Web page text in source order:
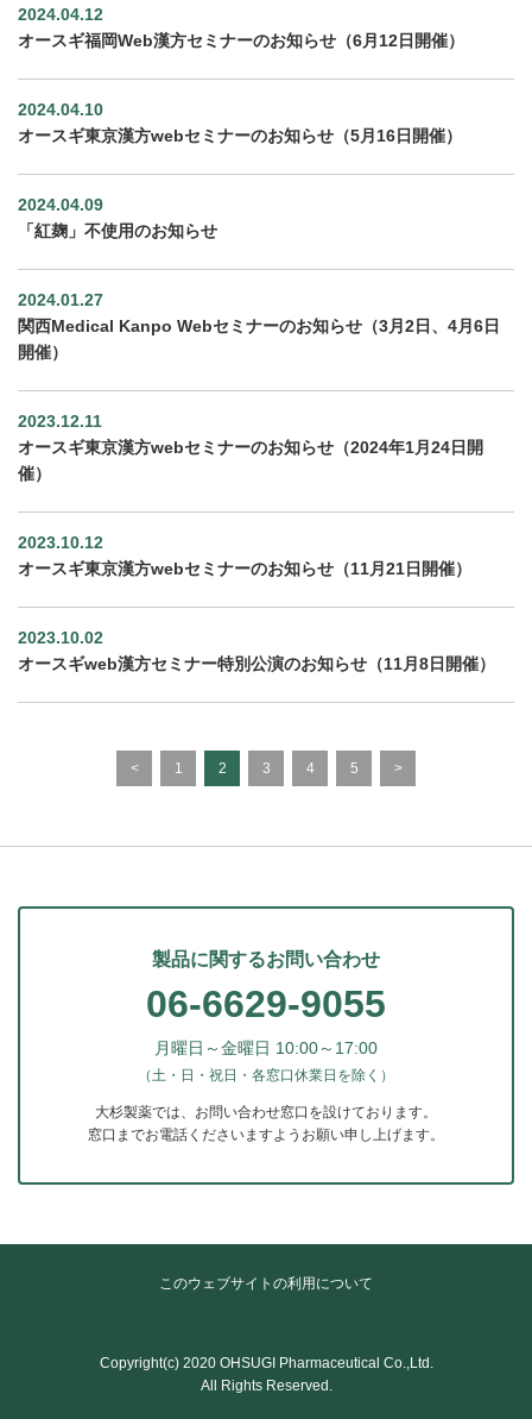
2024.04.12
オースギ福岡Web漢方セミナーのお知らせ（6月12日開催）
2024.04.10
オースギ東京漢方webセミナーのお知らせ（5月16日開催）
2024.04.09
「紅麹」不使用のお知らせ
2024.01.27
関西Medical Kanpo Webセミナーのお知らせ（3月2日、4月6日
開催）
2023.12.11
オースギ東京漢方webセミナーのお知らせ（2024年1月24日開
催）
2023.10.12
オースギ東京漢方webセミナーのお知らせ（11月21日開催）
2023.10.02
オースギweb漢方セミナー特別公演のお知らせ（11月8日開催）
< 1 2 3 4 5 >
製品に関するお問い合わせ
06-6629-9055
月曜日～金曜日 10:00～17:00
（土・日・祝日・各窓口休業日を除く）
大杉製薬では、お問い合わせ窓口を設けております。
窓口までお電話くださいますようお願い申し上げます。
このウェブサイトの利用について
Copyright(c) 2020 OHSUGI Pharmaceutical Co.,Ltd.
All Rights Reserved.